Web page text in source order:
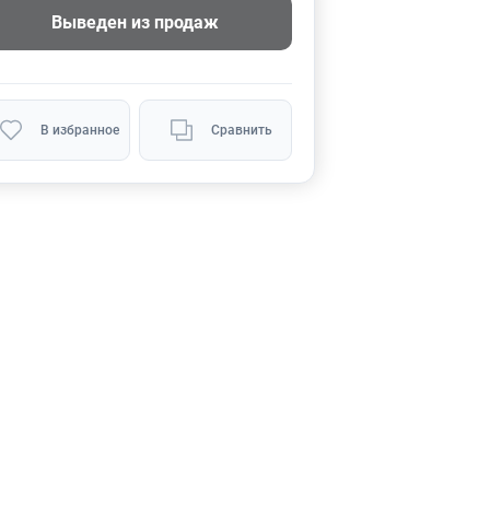
Выведен из продаж
В избранное Сравнить